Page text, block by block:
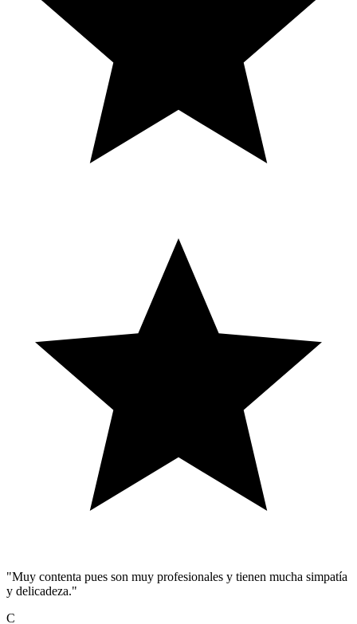
"Muy contenta pues son muy profesionales y tienen mucha simpatía
y delicadeza."
C